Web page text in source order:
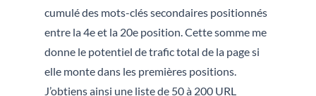
cumulé des mots-clés secondaires positionnés
entre la 4e et la 20e position. Cette somme me
donne le potentiel de trafic total de la page si
elle monte dans les premières positions.
J’obtiens ainsi une liste de 50 à 200 URL